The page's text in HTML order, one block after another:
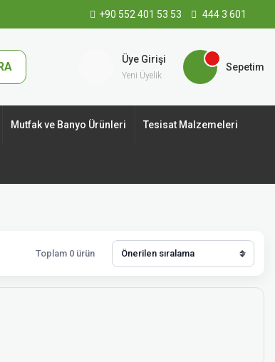
+90 552 401 53 53 444 3 601
Üye Girişi
Yeni Üyelik
Sepetim
Mutfak ve Banyo Ürünleri Tesisat Malzemeleri
Toplam 0 ürün